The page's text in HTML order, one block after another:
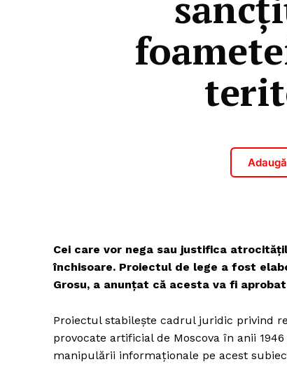
Cei care vor nega sau justifica
închisoare. Proiectul de lege a fost
Grosu, a anunțat că acesta va fi
Proiectul stabilește cadrul juridic privind
provocate artificial de Moscova în anii
manipulării informaționale pe acest